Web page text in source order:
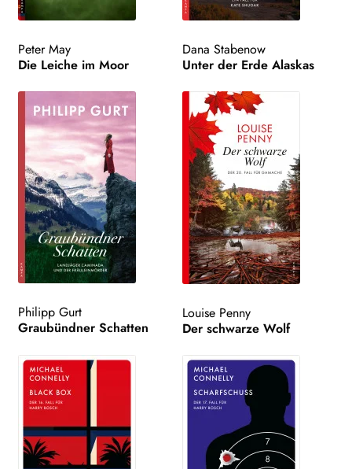
Peter May
Die Leiche im Moor
Dana Stabenow
Unter der Erde Alaskas
Philipp Gurt
Graubündner Schatten
Louise Penny
Der schwarze Wolf